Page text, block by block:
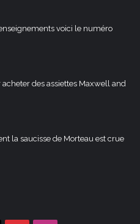
voici le numéro
des assiettes Maxwell and
la saucisse de Morteau est crue